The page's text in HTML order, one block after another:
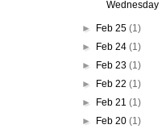
Wednesday
► Feb 25(1)
►
Feb 24(1)
►
Feb 23(1)
►
Feb 22(1)
►
Feb 21(1)
►
Feb 20(1)